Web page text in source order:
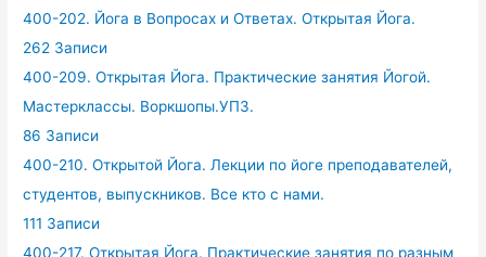
400-202. Йога в Вопросах и Ответах. Открытая Йога.
262 Записи
400-209. Открытая Йога. Практические занятия Йогой.
Мастерклассы. Воркшопы.УПЗ.
86 Записи
400-210. Открытой Йога. Лекции по йоге преподавателей,
студентов, выпускников. Все кто с нами.
111 Записи
400-217. Открытая Йога. Практические занятия по разным